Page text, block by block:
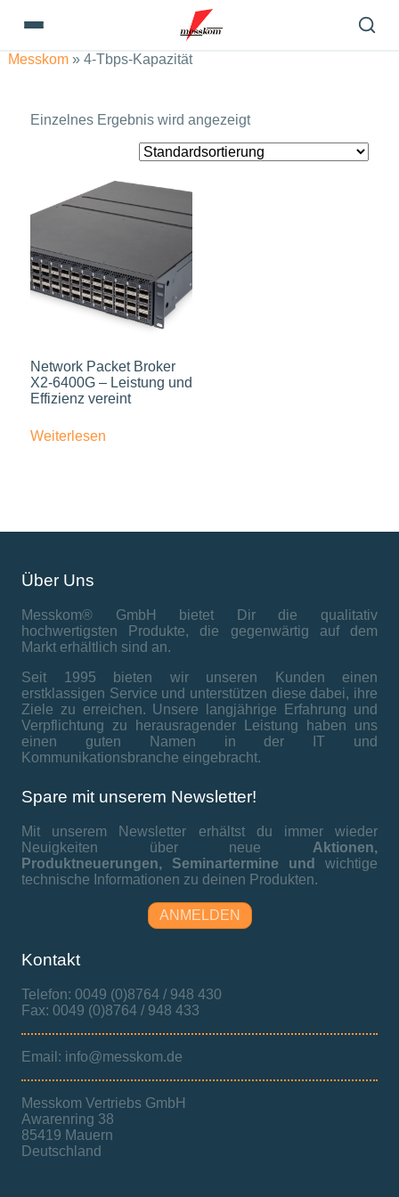
Messkom » 4-Tbps-Kapazität
Einzelnes Ergebnis wird angezeigt
Network Packet Broker
X2-6400G – Leistung und
Effizienz vereint
Weiterlesen
Über Uns
Messkom® GmbH bietet Dir die qualitativ
hochwertigsten Produkte, die gegenwärtig auf dem
Markt erhältlich sind an.
Seit 1995 bieten wir unseren Kunden einen
erstklassigen Service und unterstützen diese dabei, ihre
Ziele zu erreichen. Unsere langjährige Erfahrung und
Verpflichtung zu herausragender Leistung haben uns
einen guten Namen in der IT und
Kommunikationsbranche eingebracht.
Spare mit unserem Newsletter!
Mit unserem Newsletter erhältst du immer wieder
Neuigkeiten über neue Aktionen,
Produktneuerungen, Seminartermine und wichtige
technische Informationen zu deinen Produkten.
ANMELDEN
Kontakt
Telefon: 0049 (0)8764 / 948 430
Fax: 0049 (0)8764 / 948 433
Email: info@messkom.de
Messkom Vertriebs GmbH
Awarenring 38
85419 Mauern
Deutschland